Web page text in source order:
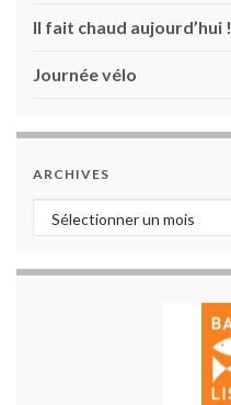
Il fait chaud aujourd’hui !
Journée vélo
ARCHIVES
Archives